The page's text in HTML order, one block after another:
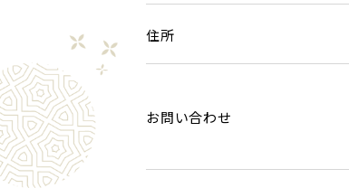
住所
お問い合わせ